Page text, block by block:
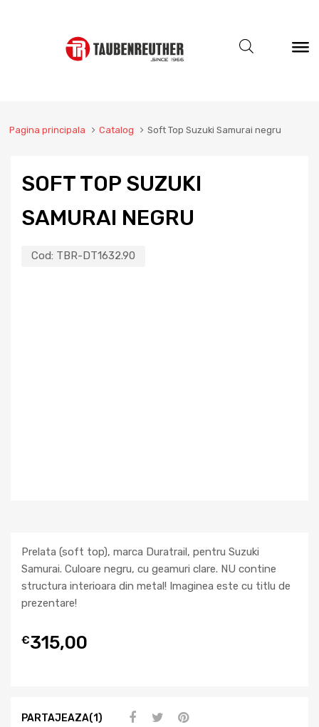
Pagina principala Catalog Soft Top Suzuki Samurai negru
SOFT TOP SUZUKI
SAMURAI NEGRU
Cod: TBR-DT1632.90
Prelata (soft top), marca Duratrail, pentru Suzuki
Samurai. Culoare negru, cu geamuri clare. NU contine
structura interioara din metal! Imaginea este cu titlu de
prezentare!
€315,00
PARTAJEAZA(1)